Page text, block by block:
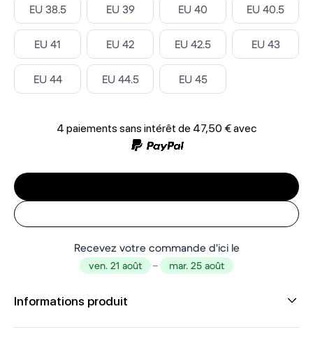
Select ‎
EU 38.5 Select ‎
EU 39 Select ‎
EU 40 Select ‎
EU 40.5
Select ‎
EU 41 Select ‎
EU 42 Select ‎
EU 42.5 Select ‎
EU 43
Select ‎
EU 44 Select ‎
EU 44.5 Select ‎
EU 45
4 paiements sans intérêt de 47,50 €avec
Recevez votre commande d'ici le
ven. 21 août – mar. 25 août
Informations produit